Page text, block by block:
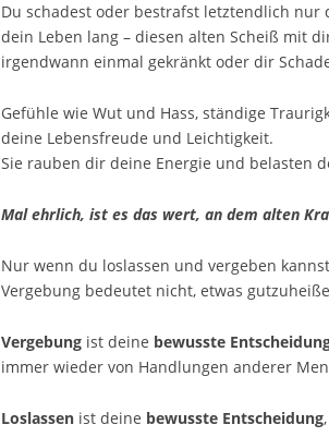
Du schadest oder bestrafst letztendlich nur
dein Leben lang – diesen alten Scheiß mit
irgendwann einmal gekränkt oder dir
Gefühle wie Wut und Hass, ständige
deine Lebensfreude und Leichtigkeit.
Sie rauben dir deine Energie und belasten
Mal ehrlich, ist es das wert, an dem alten
Nur wenn du loslassen und vergeben
Vergebung bedeutet nicht, etwas
Vergebung ist deine bewusste
immer wieder von Handlungen anderer
Loslassen ist deine bewusste Entscheidung